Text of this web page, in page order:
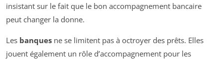
insistant sur le fait que le bon accompagnement bancaire
peut changer la donne.
Les banques ne se limitent pas à octroyer des prêts. Elles
jouent également un rôle d’accompagnement pour les